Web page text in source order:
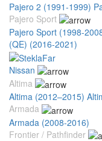
Pajero 2 (1991-1999)
Pajero Sport
Pajero Sport (1998-
(QE) (2016-2021)
Nissan
Altima
Altima (2012–2015)
Armada
Armada (2008-2016)
Frontier / Pathfinder